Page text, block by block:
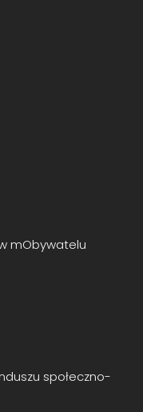
mObywatelu
społeczno-